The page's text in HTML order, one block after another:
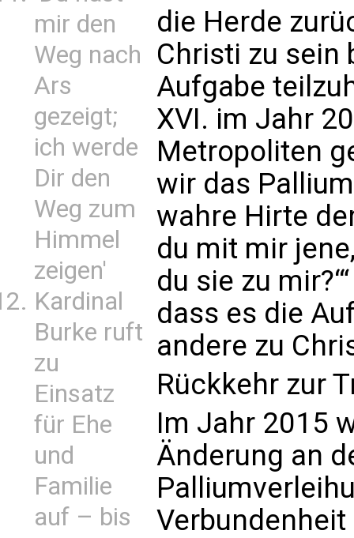
mir den
Weg nach
Ars
gezeigt;
ich werde
Dir den
Weg zum
Himmel
zeigen'
Kardinal
Burke ruft
zu
Einsatz
für Ehe
und
Familie
auf – bis
die Herde
Christi zu sein
Aufgabe
XVI. im Jahr
Metropoliten
wir das
wahre Hirte
du mit mir
du sie zu
dass es die
andere zu
Rückkehr zur
Im Jahr 2015
Änderung an